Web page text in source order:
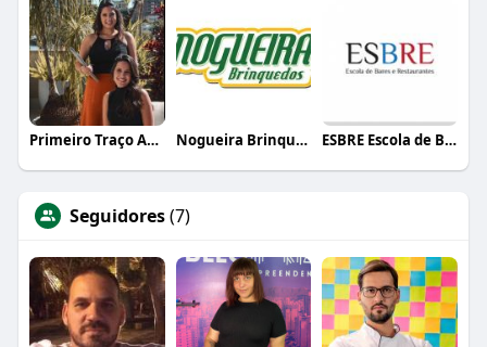
Primeiro Traço Arquitetura Nogueira Brinquedos ESBRE Escola de Bares e Restaurantes
Seguidores(7)